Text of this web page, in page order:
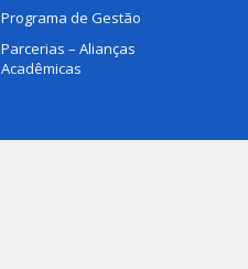
Programa de Gestão
Parcerias – Alianças
Acadêmicas